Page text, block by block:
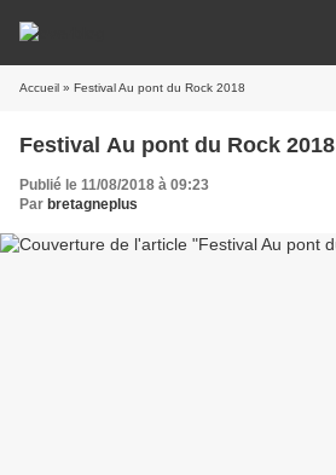
Accueil » Festival Au pont du Rock 2018
Festival Au pont du Rock 2018
Publié le 11/08/2018 à 09:23
Par bretagneplus